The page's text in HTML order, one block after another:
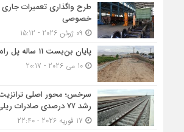
طرح واگذاری تعمیرات
خصوصی
پایان بن‌بست 11 ساله پل راه‌آهن هشتگرد
10 می 2026 - 20:17
سرخس؛ محور اصلی
رشد ۷۷ درصدی صادرات ریلی